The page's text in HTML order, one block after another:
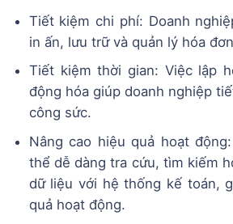
Tiết kiệm chi phí: Doanh
in ấn, lưu trữ và quản lý hóa
Tiết kiệm thời gian: Việc lập
động hóa giúp doanh nghiệp
công sức.
Nâng cao hiệu quả hoạt
thể dễ dàng tra cứu, tìm kiếm
dữ liệu với hệ thống kế toán,
quả hoạt động.